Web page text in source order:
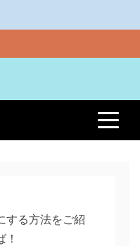
する方法をご紹